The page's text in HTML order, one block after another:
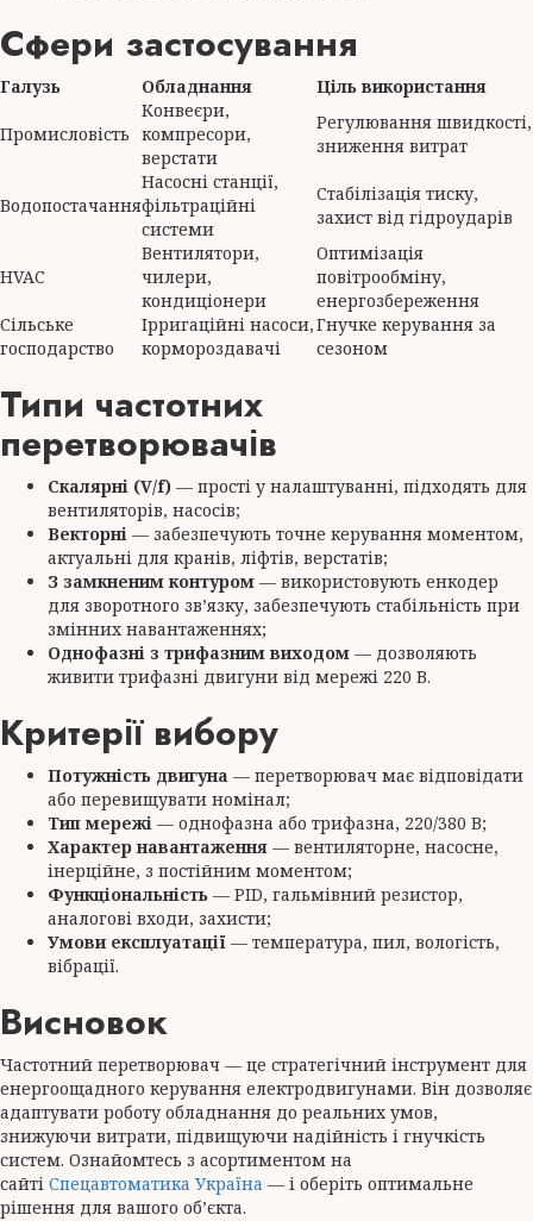
Сфери застосування
Галузь Обладнання Ціль використання
Промисловість
Конвеєри,
компресори,
верстати
Регулювання швидкості,
зниження витрат
Водопостачання
Насосні станції,
фільтраційні
системи
Стабілізація тиску,
захист від гідроударів
HVAC
Вентилятори,
чилери,
кондиціонери
Оптимізація
повітрообміну,
енергозбереження
Сільське
господарство
Ірригаційні насоси,
кормороздавачі
Гнучке керування за
сезоном
Типи частотних
перетворювачів
Скалярні (V/f) — прості у налаштуванні, підходять для
вентиляторів, насосів;
Векторні — забезпечують точне керування моментом,
актуальні для кранів, ліфтів, верстатів;
З замкненим контуром — використовують енкодер
для зворотного зв’язку, забезпечують стабільність при
змінних навантаженнях;
Однофазні з трифазним виходом — дозволяють
живити трифазні двигуни від мережі 220 В.
Критерії вибору
Потужність двигуна — перетворювач має відповідати
або перевищувати номінал;
Тип мережі — однофазна або трифазна, 220/380 В;
Характер навантаження — вентиляторне, насосне,
інерційне, з постійним моментом;
Функціональність — PID, гальмівний резистор,
аналогові входи, захисти;
Умови експлуатації — температура, пил, вологість,
вібрації.
Висновок
Частотний перетворювач — це стратегічний інструмент для
енергоощадного керування електродвигунами. Він дозволяє
адаптувати роботу обладнання до реальних умов,
знижуючи витрати, підвищуючи надійність і гнучкість
систем. Ознайомтесь з асортиментом на
сайті Спецавтоматика Україна — і оберіть оптимальне
рішення для вашого об’єкта.